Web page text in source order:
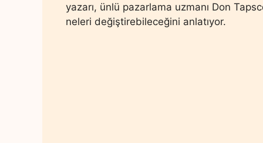
yazarı, ünlü pazarlama uzmanı Don
neleri değiştirebileceğini anlatıyor.